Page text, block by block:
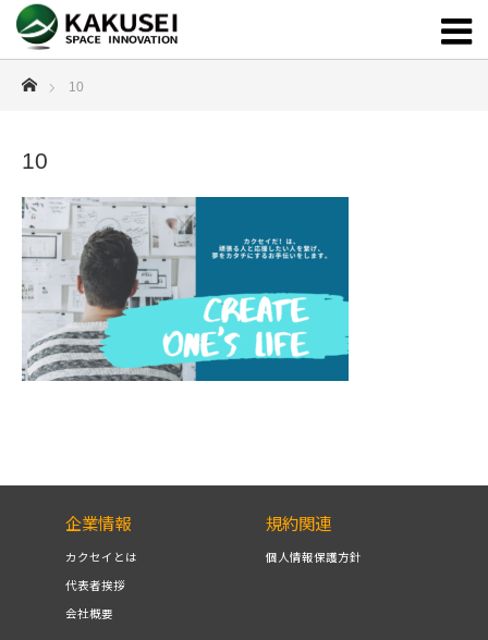
ホーム
10
10
企業情報
カクセイとは
代表者挨拶
会社概要
規約関連
個人情報保護方針